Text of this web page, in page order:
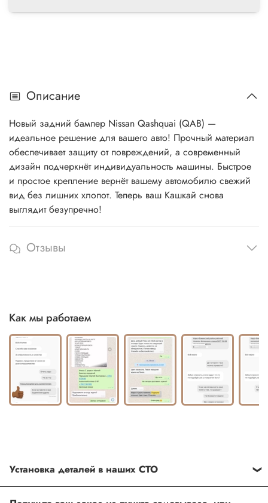
Описание
Новый задний бампер Nissan Qashquai (QAB) —
идеальное решение для вашего авто! Прочный материал
обеспечивает защиту от повреждений, а современный
дизайн подчеркнёт индивидуальность машины. Быстрое
и простое крепление вернёт вашему автомобилю свежий
вид без лишних хлопот. Теперь ваш Кашкай снова
выглядит безупречно!
Отзывы
Как мы работаем
Установка деталей в наших СТО